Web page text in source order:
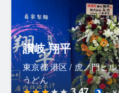
讃岐 翔平
東京都 港区 / 虎ノ門ヒル
うどん